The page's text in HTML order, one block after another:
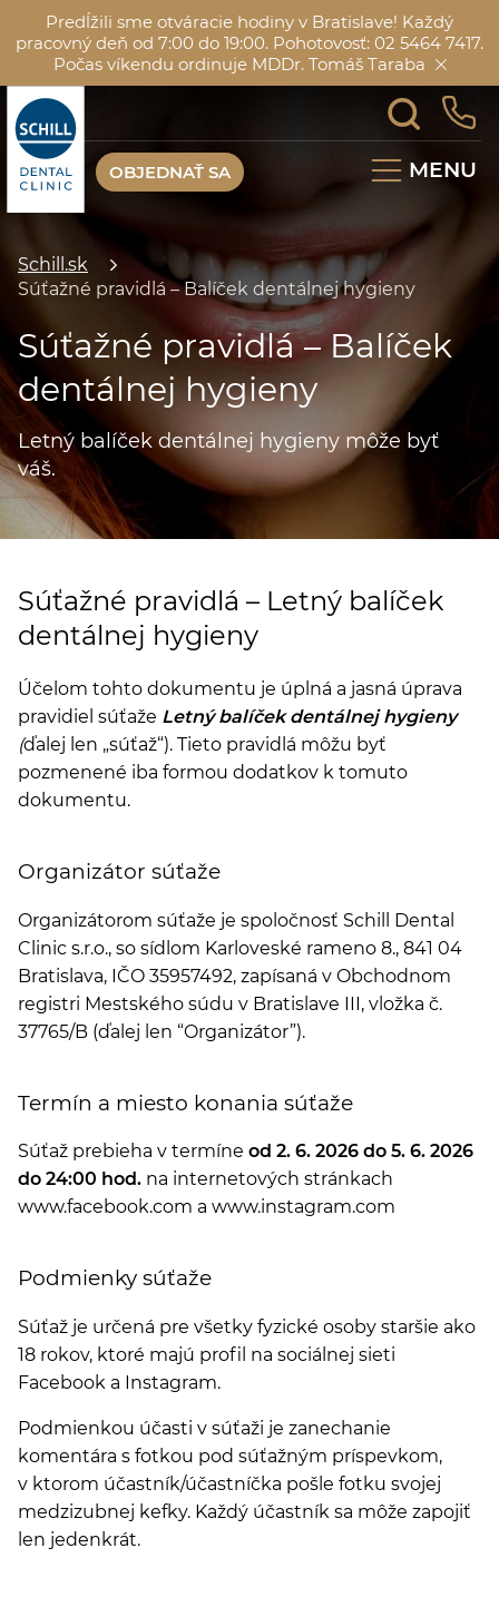
Predĺžili sme otváracie hodiny v Bratislave! Každý
pracovný deň od 7:00 do 19:00. Pohotovosť: 02 5464 7417.
Počas víkendu ordinuje MDDr. Tomáš Taraba
MENU
OBJEDNAŤ SA
Schill.sk
Súťažné pravidlá – Balíček dentálnej hygieny
Súťažné pravidlá – Balíček
dentálnej hygieny
Letný balíček dentálnej hygieny môže byť
váš.
Súťažné pravidlá – Letný balíček
dentálnej hygieny
Účelom tohto dokumentu je úplná a jasná úprava
pravidiel súťaže Letný balíček dentálnej hygieny
(ďalej len „súťaž“). Tieto pravidlá môžu byť
pozmenené iba formou dodatkov k tomuto
dokumentu.
Organizátor súťaže
Organizátorom súťaže je spoločnosť Schill Dental
Clinic s.r.o., so sídlom Karloveské rameno 8., 841 04
Bratislava, IČO 35957492, zapísaná v Obchodnom
registri Mestského súdu v Bratislave III, vložka č.
37765/B (ďalej len “Organizátor”).
Termín a miesto konania súťaže
Súťaž prebieha v termíne od 2. 6. 2026 do 5. 6. 2026
do 24:00 hod. na internetových stránkach
www.facebook.com a www.instagram.com
Podmienky súťaže
Súťaž je určená pre všetky fyzické osoby staršie ako
18 rokov, ktoré majú profil na sociálnej sieti
Facebook a Instagram.
Podmienkou účasti v súťaži je zanechanie
komentára s fotkou pod súťažným príspevkom,
v ktorom účastník/účastníčka pošle fotku svojej
medzizubnej kefky. Každý účastník sa môže zapojiť
len jedenkrát.